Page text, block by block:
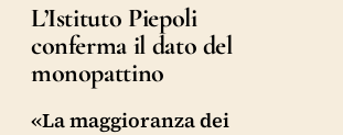
L’Istituto Piepoli
conferma il dato del
monopattino
«La maggioranza dei